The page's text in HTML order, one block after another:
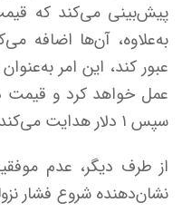
عبور کند، این امر
سپس ۱ دلار هدایت می‌کند.
از طرف دیگر، عدم
نشان‌دهنده شروع فشار